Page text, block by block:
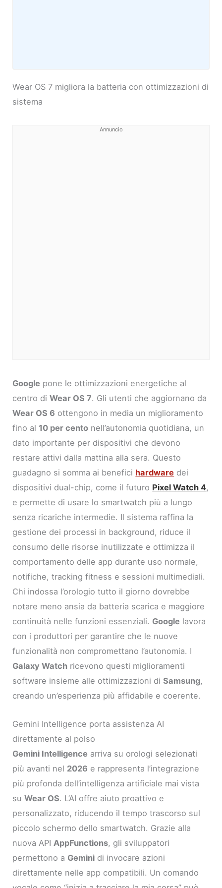
Wear OS 7 migliora la batteria con ottimizzazioni di
sistema
Annuncio
Google pone le ottimizzazioni energetiche al
centro diWear OS 7. Gli utenti che aggiornano da
Wear OS 6 ottengono in media un miglioramento
fino al 10 per cento nell’autonomia quotidiana, un
dato importante per dispositivi che devono
restare attivi dalla mattina alla sera. Questo
guadagno si somma ai benefici hardware dei
dispositivi dual-chip, come il futuro Pixel Watch 4,
e permette di usare lo smartwatch più a lungo
senza ricariche intermedie. Il sistema raffina la
gestione dei processi in background, riduce il
consumo delle risorse inutilizzate e ottimizza il
comportamento delle app durante uso normale,
notifiche, tracking fitness e sessioni multimediali.
Chi indossa l’orologio tutto il giorno dovrebbe
notare meno ansia da batteria scarica e maggiore
continuità nelle funzioni essenziali. Google lavora
con i produttori per garantire che le nuove
funzionalità non compromettano l’autonomia. I
Galaxy Watch ricevono questi miglioramenti
software insieme alle ottimizzazioni diSamsung,
creando un’esperienza più affidabile e coerente.
Gemini Intelligence porta assistenza AI
direttamente al polso
Gemini Intelligence arriva su orologi selezionati
più avanti nel 2026 e rappresenta l’integrazione
più profonda dell’intelligenza artificiale mai vista
suWear OS. L’AI offre aiuto proattivo e
personalizzato, riducendo il tempo trascorso sul
piccolo schermo dello smartwatch. Grazie alla
nuova API AppFunctions, gli sviluppatori
permettono a Gemini di invocare azioni
direttamente nelle app compatibili. Un comando